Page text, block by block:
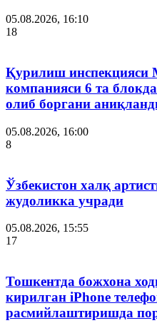
05.08.2026, 16:10
18
Қурилиш инспекцияси
компанияси 6 та
олиб боргани
05.08.2026, 16:00
8
Ўзбекистон халқ
жудоликка учради
05.08.2026, 15:55
17
Тошкентда божхона
кирилган iPhone
расмийлаштиришда